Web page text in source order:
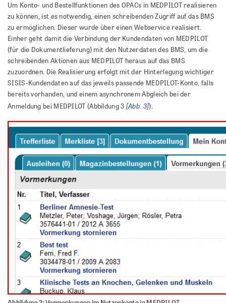
Um Konto- und Bestellfunktionen des OPACs in MEDPILOT realisieren
zu können, ist es notwendig, einen schreibenden Zugriff auf das BMS
zu ermöglichen. Dieser wurde über einen Webservice realisiert.
Einher geht damit die Verbindung der Kundendaten von MEDPILOT
(für die Dokumentlieferung) mit den Nutzerdaten des BMS, um die
schreibenden Aktionen aus MEDPILOT heraus auf das BMS
zuzuordnen. Die Realisierung erfolgt mit der Hinterlegung wichtiger
SISIS-Kundendaten auf das jeweils passende MEDPILOT-Konto, falls
bereits vorhanden, und einem asynchronem Abgleich bei der
Anmeldung bei MEDPILOT (Abbildung 3 [Abb. 3]).